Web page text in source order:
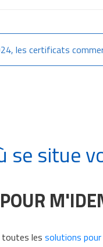
les certificats
se situe
toutes les solutions